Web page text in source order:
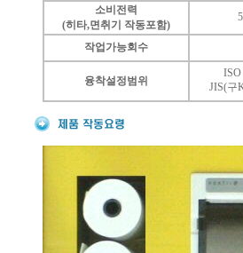
소비전력
(히타,면취기 작동포함)
작업가능회수
융착설정범위
ISO
JIS(구